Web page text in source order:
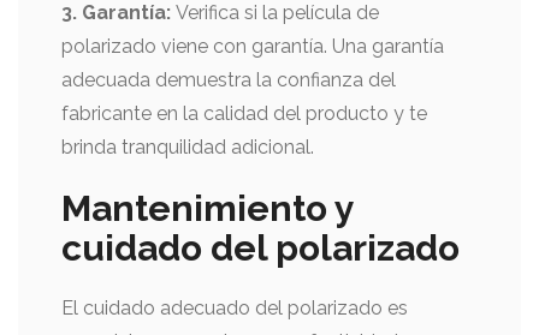
3. Garantía: Verifica si la película de
polarizado viene con garantía. Una garantía
adecuada demuestra la confianza del
fabricante en la calidad del producto y te
brinda tranquilidad adicional.
Mantenimiento y
cuidado del polarizado
El cuidado adecuado del polarizado es